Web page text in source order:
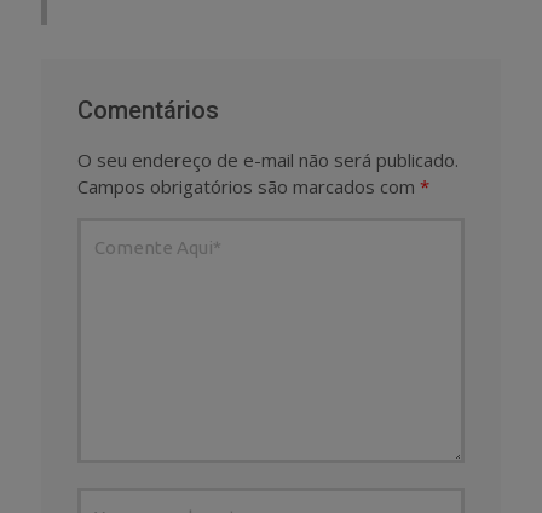
Comentários
O seu endereço de e-mail não será publicado.
Campos obrigatórios são marcados com *